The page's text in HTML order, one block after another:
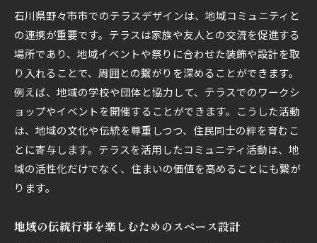
石川県野々市市でのテラスデザインは、地域コミュニティと
の連携が重要です。テラスは家族や友人との交流を促進する
場所であり、地域イベントや祭りに合わせた装飾や設計を取
り入れることで、周囲との繋がりを深めることができます。
例えば、地域の学校や団体と協力して、テラスでのワークシ
ョップやイベントを開催することができます。こうした活動
は、地域の文化や伝統を尊重しつつ、住民同士の絆を育むこ
とに寄与します。テラスを活用したコミュニティ活動は、地
域の活性化だけでなく、住まいの価値を高めることにも繋が
ります。
地域の伝統行事を楽しむためのスペース設計